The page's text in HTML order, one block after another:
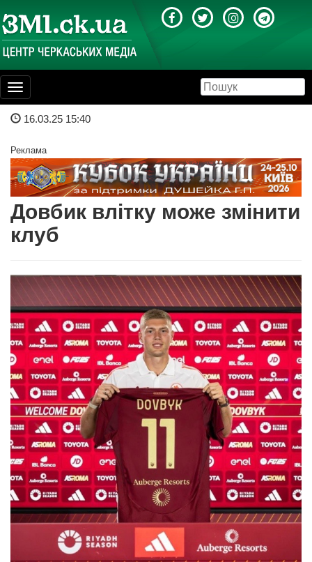
Toggle
navigation
16.03.25 15:40
Реклама
Довбик влітку може змінити
клуб